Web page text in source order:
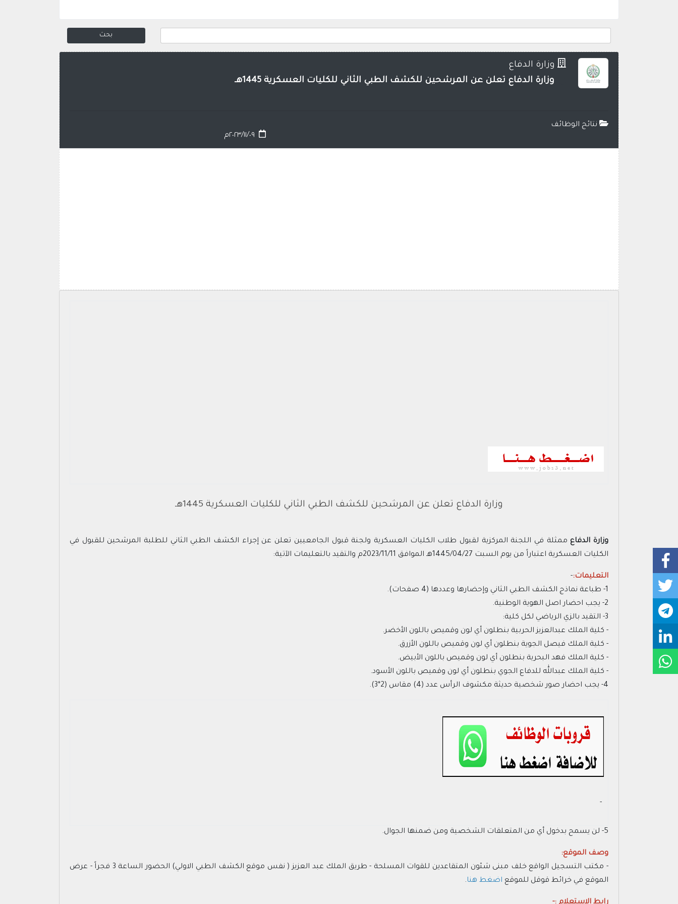
وزارة الدفاع
وزارة الدفاع تعلن عن المرشحين للكشف الطبي الثاني للكليات العسكرية 1445هـ
نتائج الوظائف
٢٠٢٣/١١/٠٩م
وزارة الدفاع تعلن عن المرشحين للكشف الطبي الثاني للكليات العسكرية 1445هـ
وزارة الدفاع ممثلة في اللجنة المركزية لقبول طلاب الكليات العسكرية ولجنة قبول الجامعيين تعلن عن إجراء الكشف الطبي الثاني للطلبة المرشحين للقبول في
الكليات العسكرية اعتباراً من يوم السبت 1445/04/27هـ الموافق 2023/11/11م والتقيد بالتعليمات الآتية:
التعليمات:-
1- طباعة نماذج الكشف الطبي الثاني وإحضارها وعددها (4 صفحات).
2- يجب احضار اصل الهوية الوطنية.
3- التقيد بالزي الرياضي لكل كلية:
- كلية الملك عبدالعزيز الحربية بنطلون أي لون وقميص باللون الأخضر.
- كلية الملك فيصل الجوية بنطلون أي لون وقميص باللون الأزرق.
- كلية الملك فهد البحرية بنطلون أي لون وقميص باللون الأبيض.
- كلية الملك عبدالله للدفاع الجوي بنطلون أي لون وقميص باللون الأسود.
4- يجب احضار صور شخصية حديثة مكشوف الرأس عدد (4) مقاس (2*3).
- ‏
5- لن يسمح بدخول أي من المتعلقات الشخصية ومن ضمنها الجوال.
وصف الموقع:
- مكتب التسجيل الواقع خلف مبنى شئون المتقاعدين للقوات المسلحة - طريق الملك عبد العزيز ( نفس موقع الكشف الطبي الاولي) الحضور الساعة 3 فجراً - عرض
الموقع في خرائط قوقل للموقع اضغط هنا.